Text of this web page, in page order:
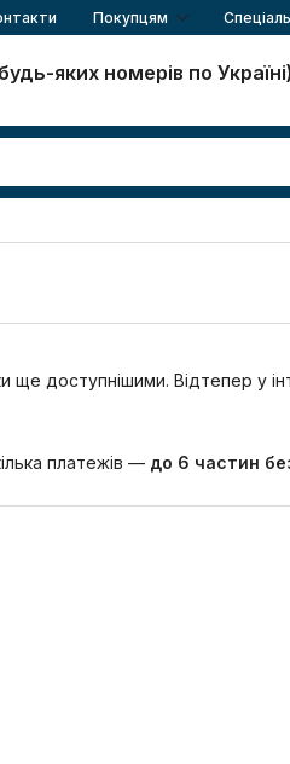
Покупцям
яких номерів по
ще доступнішими. Відтепер у
платежів — до 6 частин